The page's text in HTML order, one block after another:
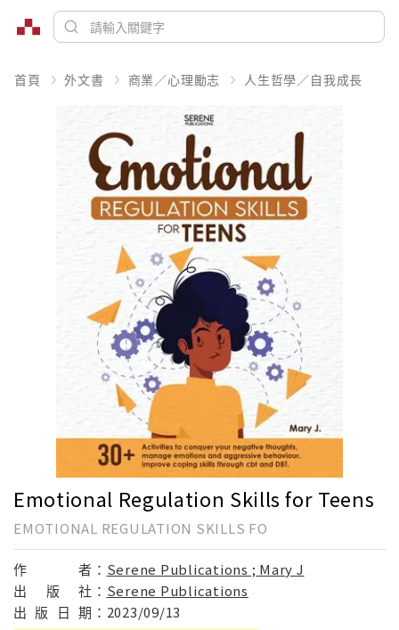
首頁 外文書 商業／心理勵志 人生哲學／自我成長
Emotional Regulation Skills for Teens
EMOTIONAL REGULATION SKILLS FO
作 者： Serene Publications ; Mary J
出
版 社： Serene Publications
出 版 日 期： 2023/09/13